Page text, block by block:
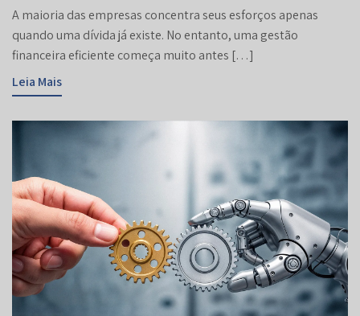
A maioria das empresas concentra seus esforços apenas
quando uma dívida já existe. No entanto, uma gestão
financeira eficiente começa muito antes […]
Leia Mais